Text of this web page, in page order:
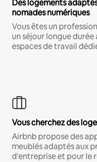
Des logements
nomades numériques
Vous êtes un
un séjour longue
espaces de travail
Vous cherchez des
Airbnb propose des
meublés adaptés aux
d'entreprise et pour le